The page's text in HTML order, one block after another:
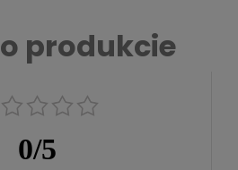
produkcie
0/5